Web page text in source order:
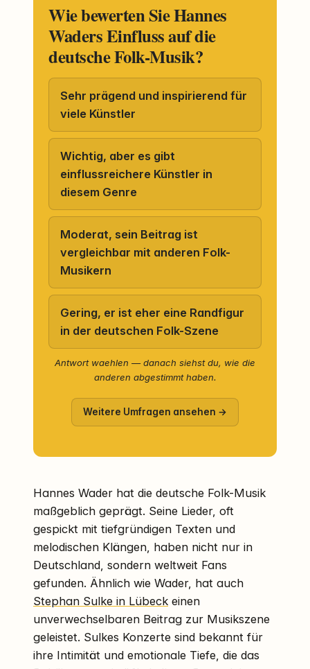
Wie bewerten Sie Hannes
Waders Einfluss auf die
deutsche Folk-Musik?
Sehr prägend und inspirierend für
viele Künstler
Wichtig, aber es gibt
einflussreichere Künstler in
diesem Genre
Moderat, sein Beitrag ist
vergleichbar mit anderen Folk-
Musikern
Gering, er ist eher eine Randfigur
in der deutschen Folk-Szene
Antwort waehlen — danach siehst du, wie die
anderen abgestimmt haben.
Weitere Umfragen ansehen →
Hannes Wader hat die deutsche Folk-Musik
maßgeblich geprägt. Seine Lieder, oft
gespickt mit tiefgründigen Texten und
melodischen Klängen, haben nicht nur in
Deutschland, sondern weltweit Fans
gefunden. Ähnlich wie Wader, hat auch
Stephan Sulke in Lübeck einen
unverwechselbaren Beitrag zur Musikszene
geleistet. Sulkes Konzerte sind bekannt für
ihre Intimität und emotionale Tiefe, die das